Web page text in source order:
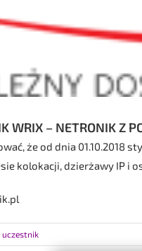
WRIX – NETRONIK Z
że od dnia 01.10.2018
kolokacji, dzierżawy IP i
uczestnik